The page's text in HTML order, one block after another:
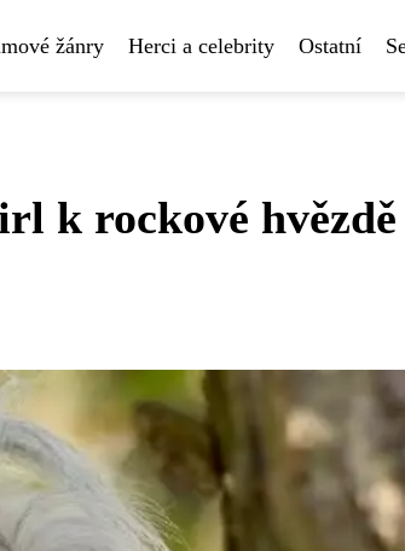
žánry Herci a celebrity Ostatní
k rockové